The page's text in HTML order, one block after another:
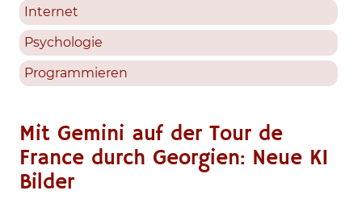
Internet
Psychologie
Programmieren
Mit Gemini auf der Tour de
France durch Georgien: Neue KI
Bilder